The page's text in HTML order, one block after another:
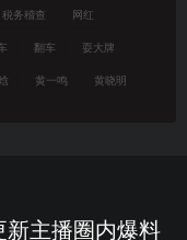
税务稽查 网红
翻车 耍大牌
黄一鸣 黄晓明
新主播圈内爆料